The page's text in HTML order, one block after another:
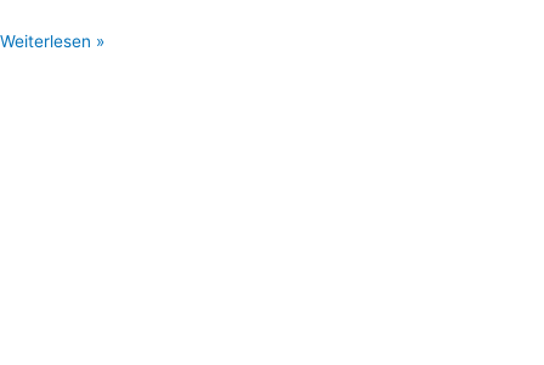
Weiterlesen »